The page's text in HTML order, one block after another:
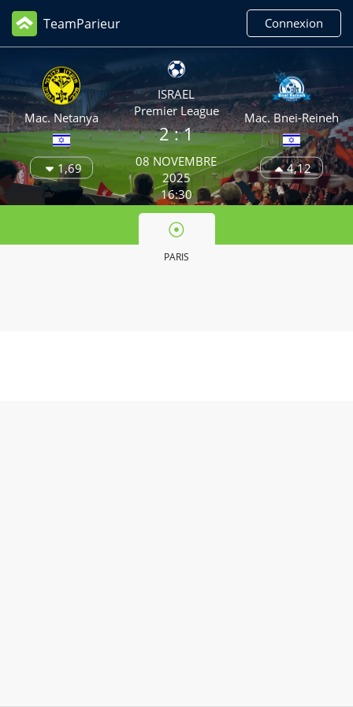
TeamParieur Connexion
Mac. Netanya
1,69
ISRAEL
Premier League
2: 1
08 NOVEMBRE
2025
16:30
Mac. Bnei-Reineh
4,12
PARIS